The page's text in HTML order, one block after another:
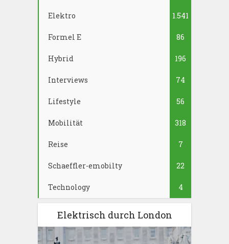
Elektro 1.541
Formel E 86
Hybrid 196
Interviews 74
Lifestyle 56
Mobilität 318
Reise 7
Schaeffler-emobilty 22
Technology 4
Elektrisch durch London